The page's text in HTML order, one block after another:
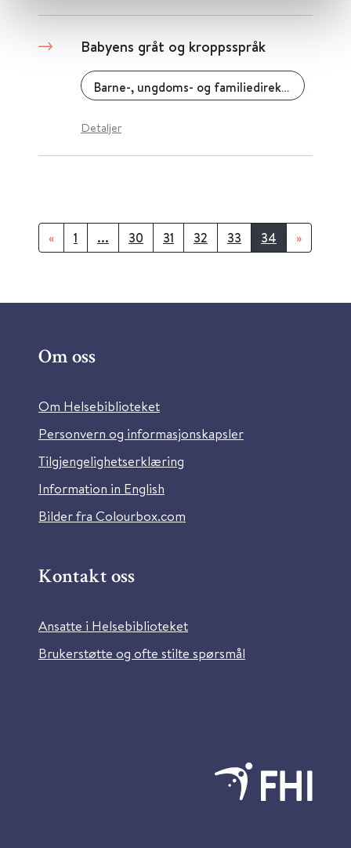
Babyens gråt og kroppsspråk
Barne-, ungdoms- og familiedirektoratet (Bufdir)
Detaljer
« 1 ... 30 31 32 33 34 »
Om oss
Om Helsebiblioteket
Personvern og informasjonskapsler
Tilgjengelighetserklæring
Information in English
Bilder fra Colourbox.com
Kontakt oss
Ansatte i Helsebiblioteket
Brukerstøtte og ofte stilte spørsmål